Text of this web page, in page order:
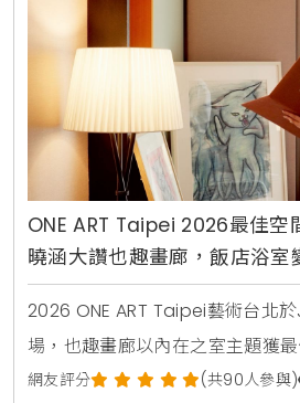
ONE ART Taipei 2026最佳空
曉涵大讚也趣畫廊，飯店浴室
間
2026 ONE ART Taipei藝術台北
場，也趣畫廊以內在之室主題獲
周曉涵讚賞其將藝術融入浴室空間
網友評分 (共90人參與)